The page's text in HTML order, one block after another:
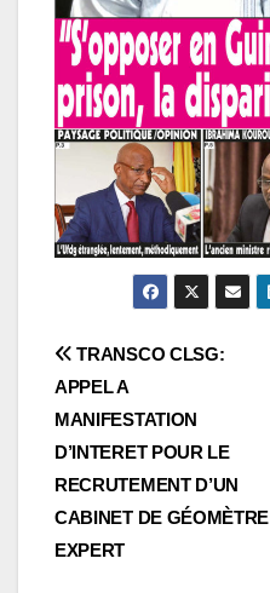
Navigation
de
l’article
TRANSCO CLSG:
APPEL A
MANIFESTATION
D’INTERET POUR LE
RECRUTEMENT D’UN
CABINET DE GÉOMÈTRE
EXPERT